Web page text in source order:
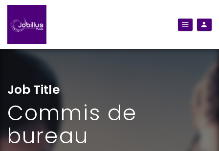
Job Title
Commis de
bureau